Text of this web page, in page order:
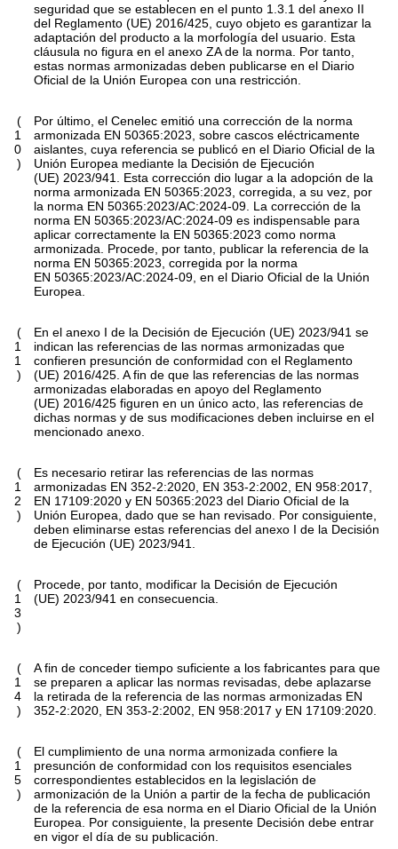
seguridad que se establecen en el punto 1.3.1 del anexo II
del Reglamento (UE) 2016/425, cuyo objeto es garantizar la
adaptación del producto a la morfología del usuario. Esta
cláusula no figura en el anexo ZA de la norma. Por tanto,
estas normas armonizadas deben publicarse en el Diario
Oficial de la Unión Europea con una restricción.
(
1
0
)
Por último, el Cenelec emitió una corrección de la norma
armonizada EN 50365:2023, sobre cascos eléctricamente
aislantes, cuya referencia se publicó en el Diario Oficial de la
Unión Europea mediante la Decisión de Ejecución
(UE) 2023/941. Esta corrección dio lugar a la adopción de la
norma armonizada EN 50365:2023, corregida, a su vez, por
la norma EN 50365:2023/AC:2024-09. La corrección de la
norma EN 50365:2023/AC:2024-09 es indispensable para
aplicar correctamente la EN 50365:2023 como norma
armonizada. Procede, por tanto, publicar la referencia de la
norma EN 50365:2023, corregida por la norma
EN 50365:2023/AC:2024-09, en el Diario Oficial de la Unión
Europea.
(
1
1
)
En el anexo I de la Decisión de Ejecución (UE) 2023/941 se
indican las referencias de las normas armonizadas que
confieren presunción de conformidad con el Reglamento
(UE) 2016/425. A fin de que las referencias de las normas
armonizadas elaboradas en apoyo del Reglamento
(UE) 2016/425 figuren en un único acto, las referencias de
dichas normas y de sus modificaciones deben incluirse en el
mencionado anexo.
(
1
2
)
Es necesario retirar las referencias de las normas
armonizadas EN 352-2:2020, EN 353-2:2002, EN 958:2017,
EN 17109:2020 y EN 50365:2023 del Diario Oficial de la
Unión Europea, dado que se han revisado. Por consiguiente,
deben eliminarse estas referencias del anexo I de la Decisión
de Ejecución (UE) 2023/941.
(
1
3
)
Procede, por tanto, modificar la Decisión de Ejecución
(UE) 2023/941 en consecuencia.
(
1
4
)
A fin de conceder tiempo suficiente a los fabricantes para que
se preparen a aplicar las normas revisadas, debe aplazarse
la retirada de la referencia de las normas armonizadas EN
352-2:2020, EN 353-2:2002, EN 958:2017 y EN 17109:2020.
(
1
5
)
El cumplimiento de una norma armonizada confiere la
presunción de conformidad con los requisitos esenciales
correspondientes establecidos en la legislación de
armonización de la Unión a partir de la fecha de publicación
de la referencia de esa norma en el Diario Oficial de la Unión
Europea. Por consiguiente, la presente Decisión debe entrar
en vigor el día de su publicación.